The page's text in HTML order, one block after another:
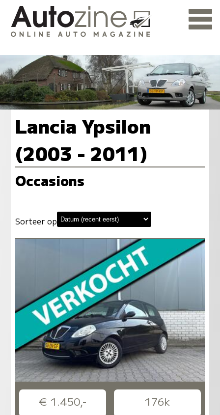
Lancia Ypsilon
(2003 - 2011)
Occasions
Sorteer op
€ 1.450,- 176k